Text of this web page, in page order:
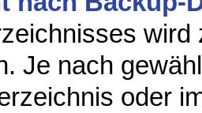
Je nach
oder